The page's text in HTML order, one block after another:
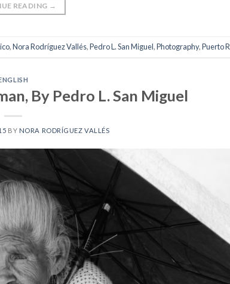
READING →
,Nora Rodríguez Vallés,Pedro L. San Miguel,Photography,Puerto
By Pedro L. San Miguel
BY NORA RODRÍGUEZ VALLÉS